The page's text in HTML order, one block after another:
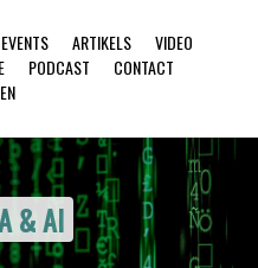
EVENTS ARTIKELS
VIDEO
PODCAST
CONTACT
& AI